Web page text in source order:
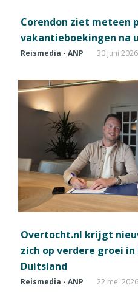
Corendon ziet meteen
vakantieboekingen na
Reismedia - ANP 30 juni 2026
Overtocht.nl krijgt
zich op verdere groei
Duitsland
Reismedia - ANP 22 mei 2026